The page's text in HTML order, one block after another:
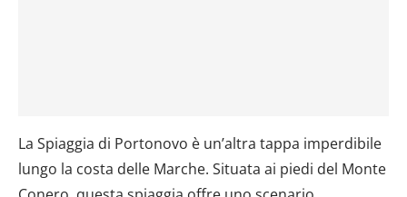
La Spiaggia di Portonovo è un’altra tappa imperdibile
lungo la costa delle Marche. Situata ai piedi del Monte